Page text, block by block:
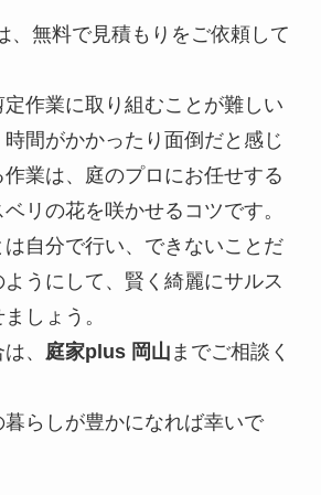
、無料で見積もりをご依頼して
作業に取り組むことが難しい
間がかかったり面倒だと感じ
業は、庭のプロにお任せする
リの花を咲かせるコツです。
自分で行い、できないことだ
うにして、賢く綺麗にサルス
しょう。
、 庭家plus 岡山 までご相談く
らしが豊かになれば幸いで